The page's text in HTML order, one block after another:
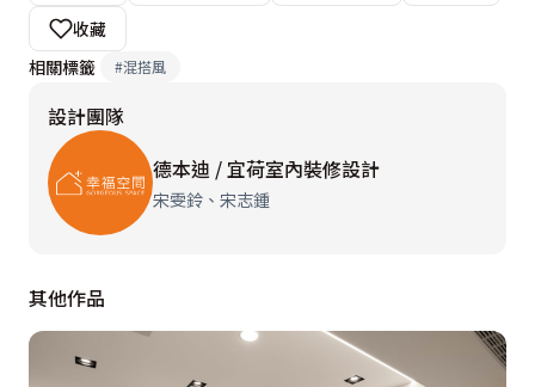
連結在一起，讓公共區域動線更寬敞舒適；沙發背牆以米
珠光面的壁紙妝點，淡雅圖騰展現迷人的姿態，符合屋主
以木板車上溝縫增加層次感，配合電視櫃波斯灰大理石的
檯面，沈靜中凝錬出優雅氣質。
架高地板富含超大的收納空間，音響設備放置在此，休閒
圖騰，點綴出空間質感；和室以三片拉門區隔空間，門片
上運用玻璃兼具透光清新的感覺。
收藏
相關標籤
#混搭風
設計團隊
德本迪 / 宜荷室內裝修設計
宋雯鈴、宋志鍾
其他作品